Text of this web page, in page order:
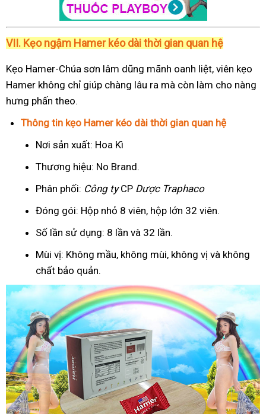
VII. Kẹo ngậm Hamer kéo dài thời gian quan hệ
Kẹo Hamer-Chúa sơn lâm dũng mãnh oanh liệt, viên kẹo
Hamer không chỉ giúp chàng lâu ra mà còn làm cho nàng
hưng phấn theo.
Thông tin kẹo Hamer kéo dài thời gian quan hệ
Nơi sản xuất: Hoa Kì
Thương hiệu: No Brand.
Phân phối: Công tyCP Dược Traphaco
Đóng gói: Hộp nhỏ 8 viên, hộp lớn 32 viên.
Số lần sử dụng: 8 lần và 32 lần.
Mùi vị: Không mầu, không mùi, không vị và không
chất bảo quản.